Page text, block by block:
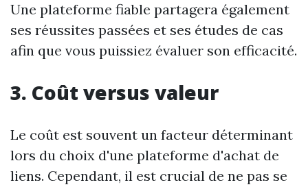
Une plateforme fiable partagera également
ses réussites passées et ses études de cas
afin que vous puissiez évaluer son efficacité.
3. Coût versus valeur
Le coût est souvent un facteur déterminant
lors du choix d'une plateforme d'achat de
liens. Cependant, il est crucial de ne pas se